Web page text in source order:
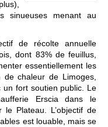
sinueuses menant au
de récolte annuelle
dont 83% de feuillus,
essentiellement les
chaleur de Limoges,
un fort soutien public. Le
Erscia dans le
le Plateau. L’objectif de
est louable, mais se